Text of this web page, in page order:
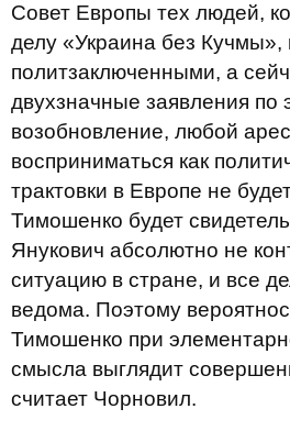
Совет Европы тех людей,
делу «Украина без Кучмы»,
политзаключенными, а
двухзначные заявления по
возобновление, любой
восприниматься как
трактовки в Европе не
Тимошенко будет
Янукович абсолютно не
ситуацию в стране, и все
ведома. Поэтому
Тимошенко при
смысла выглядит
считает Чорновил.